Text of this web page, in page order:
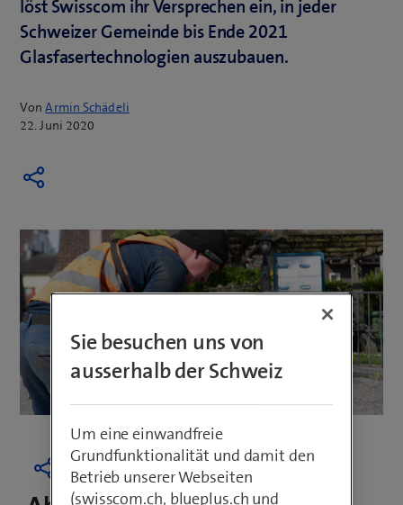
löst Swisscom ihr Versprechen ein, in jeder
Schweizer Gemeinde bis Ende 2021
Glasfasertechnologien auszubauen.
VonArmin Schädeli
22. Juni 2020
Sie besuchen uns von
ausserhalb der Schweiz
Um eine einwandfreie
Grundfunktionalität und damit den
Betrieb unserer Webseiten
(swisscom.ch, blueplus.ch und